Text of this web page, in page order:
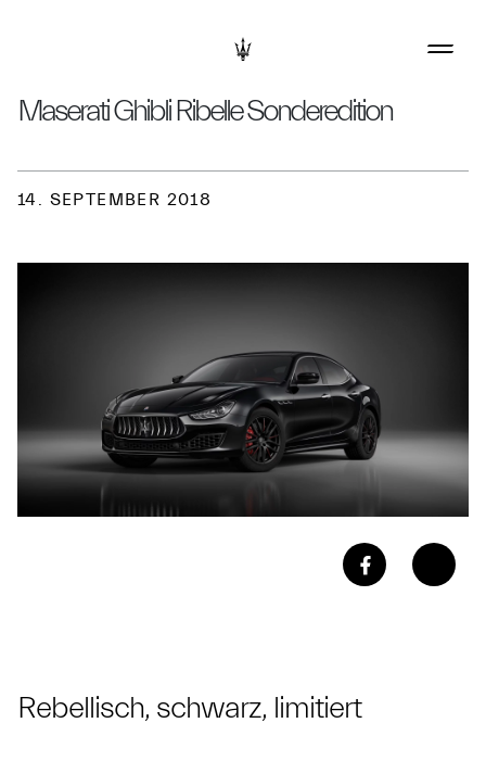
Maserati Ghibli Ribelle Sonderedition
14. SEPTEMBER 2018
Rebellisch, schwarz, limitiert